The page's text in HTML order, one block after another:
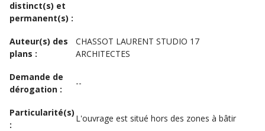
distinct(s) et
permanent(s) :
Auteur(s) des
plans :
CHASSOT LAURENT STUDIO 17
ARCHITECTES
Demande de
dérogation :
--
Particularité(s)
:
L'ouvrage est situé hors des zones à bâtir